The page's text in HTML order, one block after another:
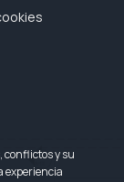
conflictos y su
experiencia